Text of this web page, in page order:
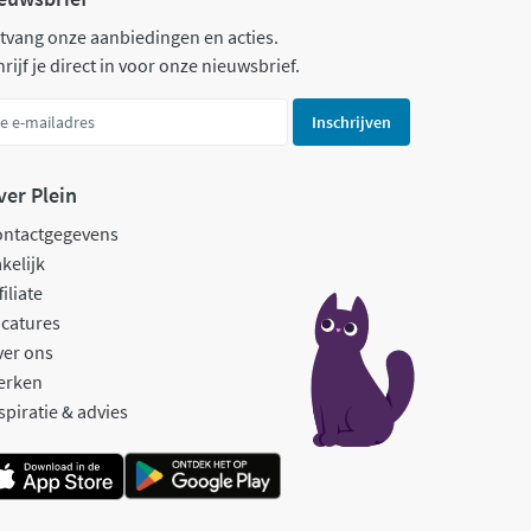
onze aanbiedingen en acties.
je direct in voor onze nieuwsbrief.
Inschrijven
Plein
ons
& advies